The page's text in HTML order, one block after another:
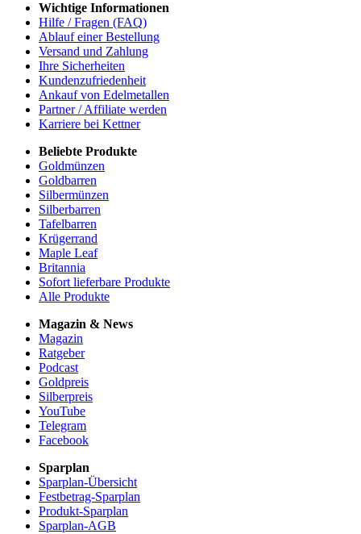
Wichtige Informationen
Hilfe / Fragen (FAQ)
Ablauf einer Bestellung
Versand und Zahlung
Ihre Sicherheiten
Kundenzufriedenheit
Ankauf von Edelmetallen
Partner / Affiliate werden
Karriere bei Kettner
Beliebte Produkte
Goldmünzen
Goldbarren
Silbermünzen
Silberbarren
Tafelbarren
Krügerrand
Maple Leaf
Britannia
Sofort lieferbare Produkte
Alle Produkte
Magazin & News
Magazin
Ratgeber
Podcast
Goldpreis
Silberpreis
YouTube
Telegram
Facebook
Sparplan
Sparplan-Übersicht
Festbetrag-Sparplan
Produkt-Sparplan
Sparplan-AGB